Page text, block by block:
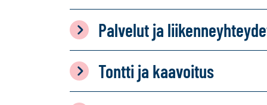
Palvelut ja
Tontti ja kaavoitus